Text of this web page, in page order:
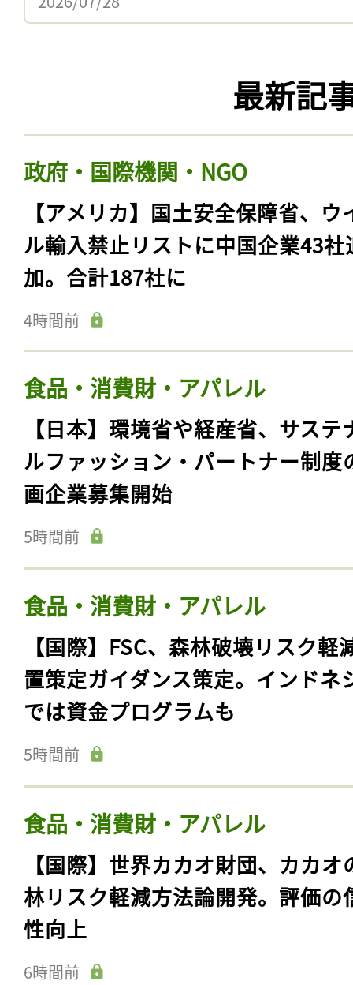
最新記
政府・国際機関・NGO
【アメリカ】国土安全保障省、ウ
ル輸入禁止リストに中国企業43社
加。合計187社に
4時間前
食品・消費財・アパレル
【日本】環境省や経産省、サステ
ルファッション・パートナー制度
画企業募集開始
5時間前
食品・消費財・アパレル
【国際】FSC、森林破壊リスク軽
置策定ガイダンス策定。インドネ
では資金プログラムも
5時間前
食品・消費財・アパレル
【国際】世界カカオ財団、カカオ
林リスク軽減方法論開発。評価の
性向上
6時間前